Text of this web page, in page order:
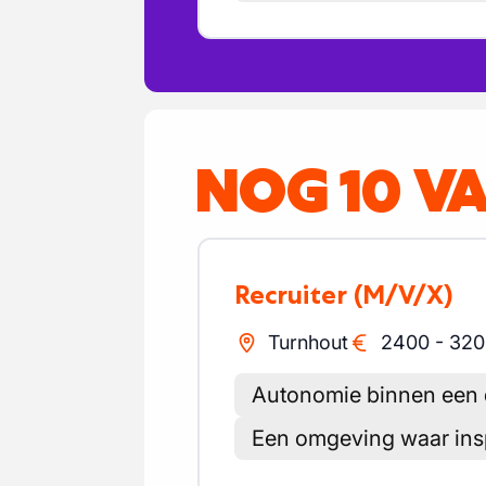
NOG 10
Recruiter (M/V/X)
Turnhout 2400 -
Autonomie binnen
Een omgeving waar